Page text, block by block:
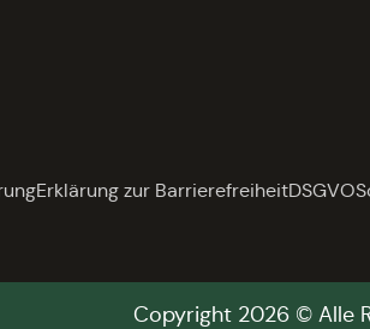
Erklärung zur BarrierefreiheitDSGVO
Copyright 2026 © Alle